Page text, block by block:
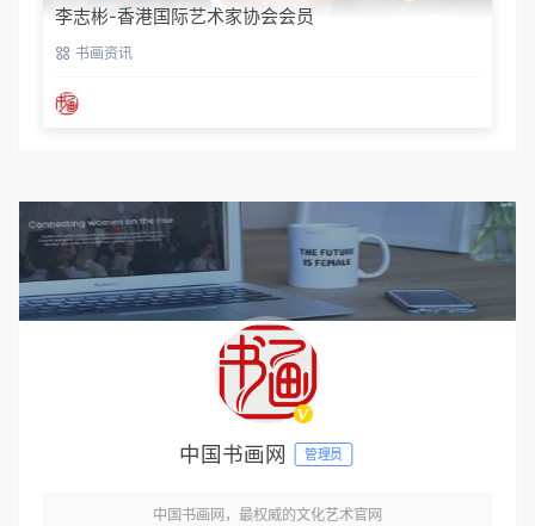
李志彬-香港国际艺术家协会会员
书画资讯
中国书画网 管理员
中国书画网，最权威的文化艺术官网